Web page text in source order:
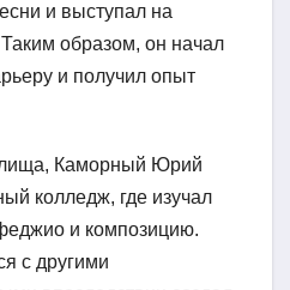
и выступал на
Таким образом, он начал
и получил опыт
Каморный Юрий
колледж, где изучал
и композицию.
с другими